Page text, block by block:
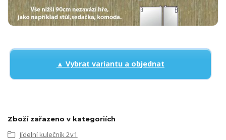
▲ Vybrat variantu a objednat
Zboží zařazeno v kategoriích
Jídelní kulečník 2v1